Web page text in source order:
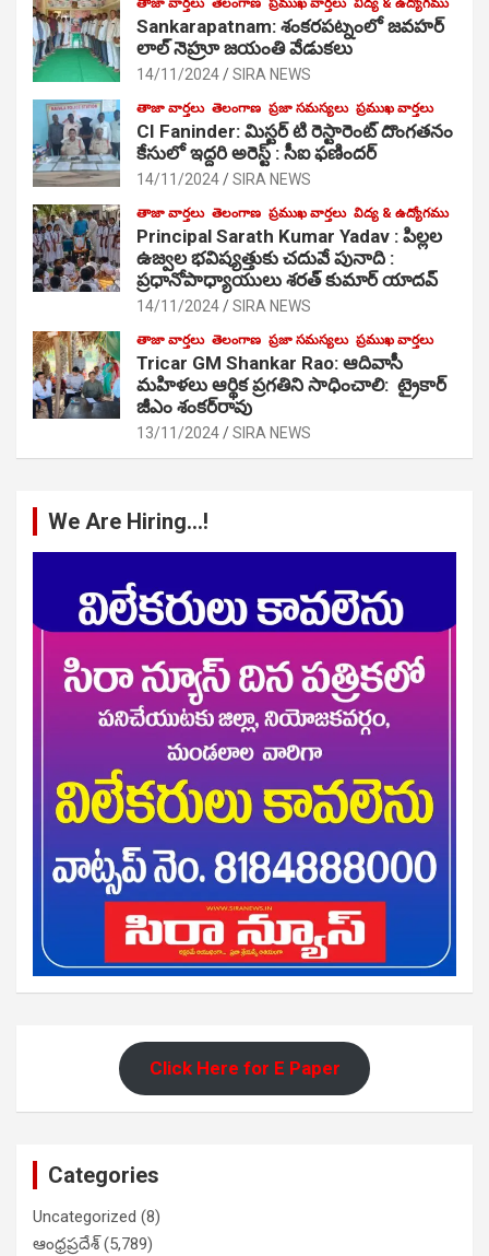
Sankarapatnam: శంకరపట్నంలో జవహర్
లాల్ నెహ్రూ జయంతి వేడుకలు
14/11/2024 SIRA NEWS
తాజా వార్తలు తెలంగాణ ప్రజా సమస్యలు ప్రముఖ వార్తలు
CI Faninder: మిస్టర్ టి రెస్టారెంట్ దొంగతనం
కేసులో ఇద్దరి అరెస్ట్ : సీఐ ఫణిందర్
14/11/2024 SIRA NEWS
తాజా వార్తలు తెలంగాణ ప్రముఖ వార్తలు విద్య & ఉద్యోగము
Principal Sarath Kumar Yadav : పిల్లల
ఉజ్వల భవిష్యత్తుకు చదువే పునాది :
ప్రధానోపాధ్యాయులు శరత్ కుమార్ యాదవ్
14/11/2024 SIRA NEWS
తాజా వార్తలు తెలంగాణ ప్రజా సమస్యలు ప్రముఖ వార్తలు
Tricar GM Shankar Rao: ఆదివాసీ
మహిళలు ఆర్థిక ప్రగతిని సాధించాలి: ట్రైకార్
జీఎం శంకర్‌రావు
13/11/2024 SIRA NEWS
We Are Hiring…!
Click Here for E Paper
Categories
Uncategorized (8)
ఆంధ్రప్రదేశ్(5,789)